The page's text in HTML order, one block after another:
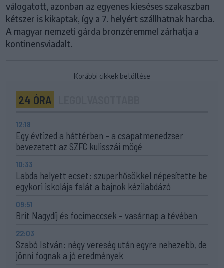
válogatott, azonban az egyenes kieséses szakaszban
kétszer is kikaptak, így a 7. helyért szállhatnak harcba.
A magyar nemzeti gárda bronzéremmel zárhatja a
kontinensviadalt.
Korábbi cikkek betöltése
24 ÓRA
12:18
Egy évtized a háttérben – a csapatmenedzser
bevezetett az SZFC kulisszái mögé
10:33
Labda helyett ecset: szuperhősökkel népesítette be
egykori iskolája falát a bajnok kézilabdázó
09:51
Brit Nagydíj és focimeccsek – vasárnap a tévében
22:03
Szabó István: négy vereség után egyre nehezebb, de
jönni fognak a jó eredmények